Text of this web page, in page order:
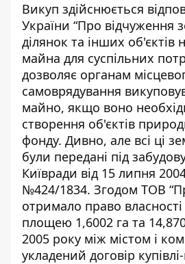
Викуп здійснюється
України “Про відчуження
ділянок та інших об'єктів
майна для суспільних
дозволяє органам
самоврядування
майно, якщо воно
створення об'єктів
фонду. Дивно, але всі ці
були передані під
Київради від 15 липня
№424/1834. Згодом ТОВ
отримало право власності
площею 1,6002 га та
2005 року між містом і
укладений договір